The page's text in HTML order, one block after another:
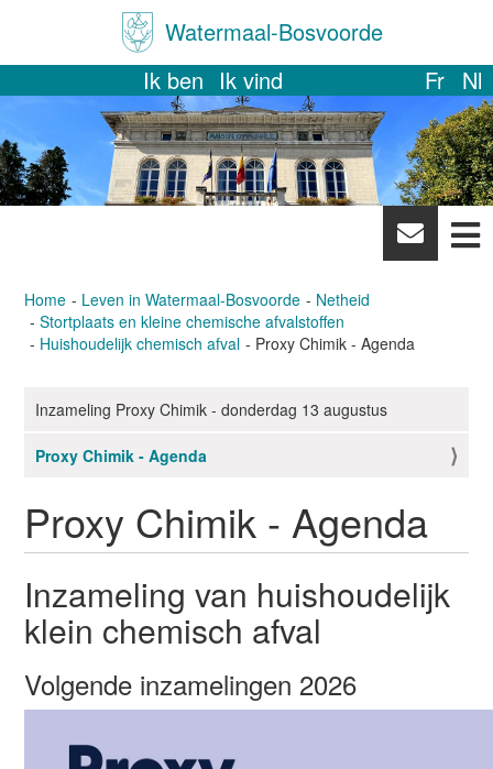
Watermaal-Bosvoorde
Ik ben Ik vind Fr Nl
News
Home Leven in Watermaal-Bosvoorde
Netheid
Stortplaats en kleine chemische afvalstoffen
Huishoudelijk chemisch afval
Proxy Chimik - Agenda
N
v
g
a
e
Inzameling Proxy Chimik - donderdag 13 augustus
Proxy Chimik - Agenda
Proxy Chimik - Agenda
Inzameling van huishoudelijk
klein chemisch afval
Volgende inzamelingen 2026